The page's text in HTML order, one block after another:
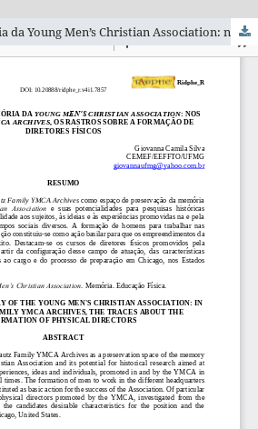
Um lugar de memória da Young Men’s Christian Association: nos Kautz Family YMCA Archives, os rastros sobre a formação de diretores físicos